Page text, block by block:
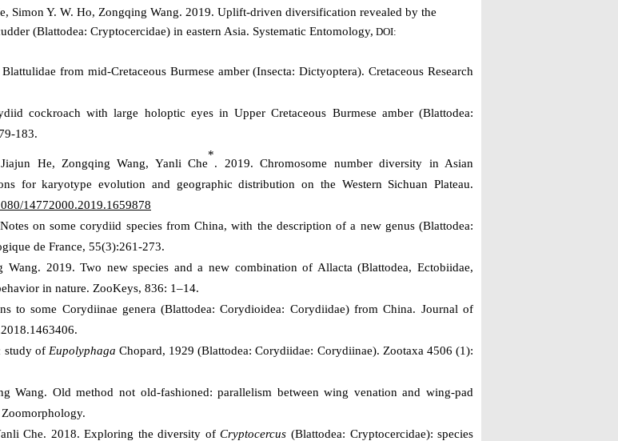
Simon Y. W. Ho, Zongqing Wang. 2019. Uplift-driven diversification revealed by the
(Blattodea: Cryptocercidae) in eastern Asia. Systematic Entomology, DOI:
from mid-Cretaceous Burmese amber (Insecta: Dictyoptera). Cretaceous Research
cockroach with large holoptic eyes in Upper Cretaceous Burmese amber (Blattodea:
183.
He, Zongqing Wang, Yanli Che
*
.
2019. Chromosome number diversity in Asian
for karyotype evolution and geographic distribution on the Western Sichuan Plateau.
14772000.2019.1659878
on some corydiid species from China, with the description of a new genus (Blattodea:
de France, 55(3):261-273.
2019. Two new species and a new combination of Allacta (Blattodea, Ectobiidae,
in nature. ZooKeys, 836: 1–14.
to some Corydiinae genera (Blattodea: Corydioidea: Corydiidae) from China. Journal of
study of Eupolyphaga Chopard, 1929 (Blattodea: Corydiidae: Corydiinae). Zootaxa 4506 (1):
Wang. Old method not old-fashioned: parallelism between wing venation and wing-pad
Che. 2018.Exploring the diversity ofCryptocercus(Blattodea: Cryptocercidae): species